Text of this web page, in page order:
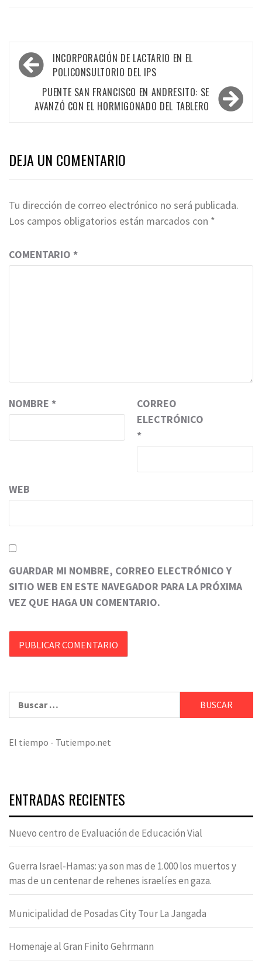
Navegación
de
entradas
INCORPORACIÓN DE LACTARIO EN EL
POLICONSULTORIO DEL IPS
PUENTE SAN FRANCISCO EN ANDRESITO: SE
AVANZÓ CON EL HORMIGONADO DEL TABLERO
DEJA UN COMENTARIO
Tu dirección de correo electrónico no será publicada.
Los campos obligatorios están marcados con *
COMENTARIO *
NOMBRE *
CORREO
ELECTRÓNICO
*
WEB
GUARDAR MI NOMBRE, CORREO ELECTRÓNICO Y
SITIO WEB EN ESTE NAVEGADOR PARA LA PRÓXIMA
VEZ QUE HAGA UN COMENTARIO.
El tiempo - Tutiempo.net
ENTRADAS RECIENTES
Nuevo centro de Evaluación de Educación Vial
Guerra Israel-Hamas: ya son mas de 1.000 los muertos y
mas de un centenar de rehenes israelíes en gaza.
Municipalidad de Posadas City Tour La Jangada
Homenaje al Gran Finito Gehrmann